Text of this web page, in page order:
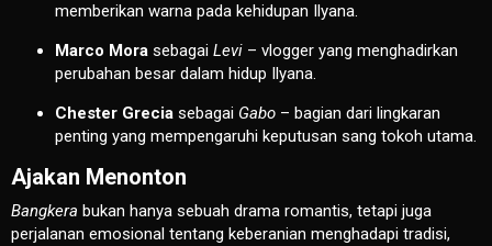
memberikan warna pada kehidupan Ilyana.
Marco Mora sebagai Levi – vlogger yang menghadirkan
perubahan besar dalam hidup Ilyana.
Chester Grecia sebagai Gabo – bagian dari lingkaran
penting yang mempengaruhi keputusan sang tokoh utama.
Ajakan Menonton
Bangkera bukan hanya sebuah drama romantis, tetapi juga
perjalanan emosional tentang keberanian menghadapi tradisi,